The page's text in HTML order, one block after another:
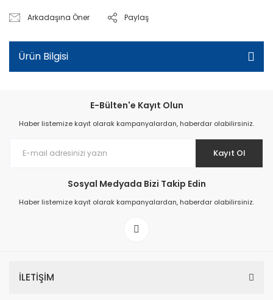
Arkadaşına Öner Paylaş
Ürün Bilgisi
E-Bülten'e Kayıt Olun
Haber listemize kayıt olarak kampanyalardan, haberdar olabilirsiniz.
Kayıt Ol
Sosyal Medyada Bizi Takip Edin
Haber listemize kayıt olarak kampanyalardan, haberdar olabilirsiniz.
İLETİŞİM